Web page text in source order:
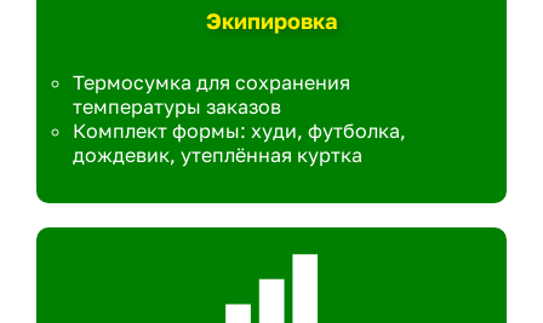
Экипировка
Термосумка для сохранения
температуры заказов
Комплект формы: худи, футболка,
дождевик, утеплённая куртка